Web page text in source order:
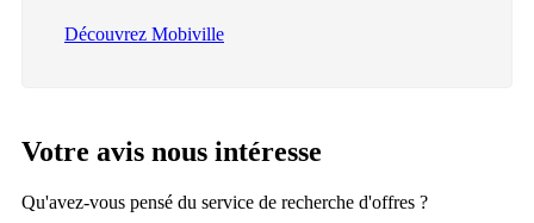
Découvrez Mobiville
Votre avis nous intéresse
Qu'avez-vous pensé du service de recherche d'offres ?